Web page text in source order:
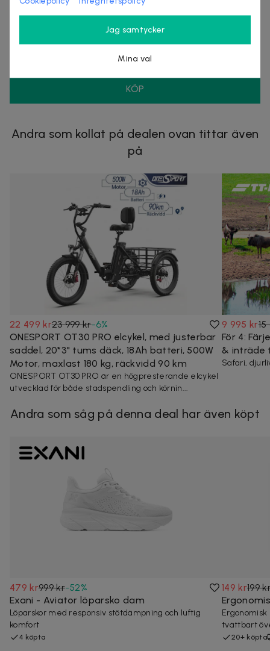
Säljes av
Organisationsnummer:559205-2038
KÖP
Andra som kollat på dealen ovan tittar även
på
22 499 kr23 999 kr-6%
ONESPORT OT30 PRO elcykel, med justerbar
saddel, 20*3" tums däck, 18Ah batteri, 500W
Motor, maxlast 180 kg, räckvidd 90 km
ONESPORT OT30 PRO är en högpresterande elcykel
utvecklad för både stadspendling och körnin...
9 995 kr
För 4:
& inträde
Safari,
Andra som såg på denna deal har även köpt
479 kr999 kr-52%
Exani - Aviator löparsko dam
Löparskor med responsiv stötdämpning och luftig
komfort
4 köpta
149 kr199
tvättbart
20+ köpta
Jag samtycker
Mina val